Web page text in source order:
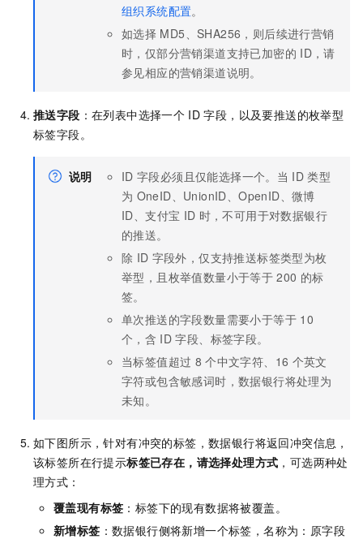
组织系统配置。
如选择 MD5、SHA256，则后续进行营销
时，仅部分营销渠道支持已加密的 ID，请
参见相应的营销渠道说明。
推送字段 ：在列表中选择一个 ID 字段，以及要推送的枚举型
标签字段。
说明 ID 字段必须且仅能选择一个。当 ID 类型
为 OneID、UnionID、OpenID、微博
ID、支付宝 ID 时，不可用于对数据银行
的推送。
除 ID 字段外，仅支持推送标签类型为枚
举型，且枚举值数量小于等于 200 的标
签。
单次推送的字段数量需要小于等于 10
个，含 ID 字段、标签字段。
当标签值超过 8 个中文字符、16 个英文
字符或包含敏感词时，数据银行将处理为
未知。
如下图所示，针对有冲突的标签，数据银行将返回冲突信息，
该标签所在行提示标签已存在，请选择处理方式 ，可选两种处
理方式：
覆盖现有标签 ：标签下的现有数据将被覆盖。
新增标签 ：数据银行侧将新增一个标签，名称为：原字段